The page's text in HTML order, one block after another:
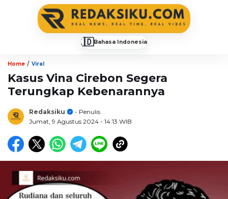
🇮🇩Bahasa Indonesia
Home / Viral
Kasus Vina Cirebon Segera
Terungkap Kebenarannya
Redaksiku
- Penulis
Jumat, 9 Agustus 2024 - 14:13 WIB